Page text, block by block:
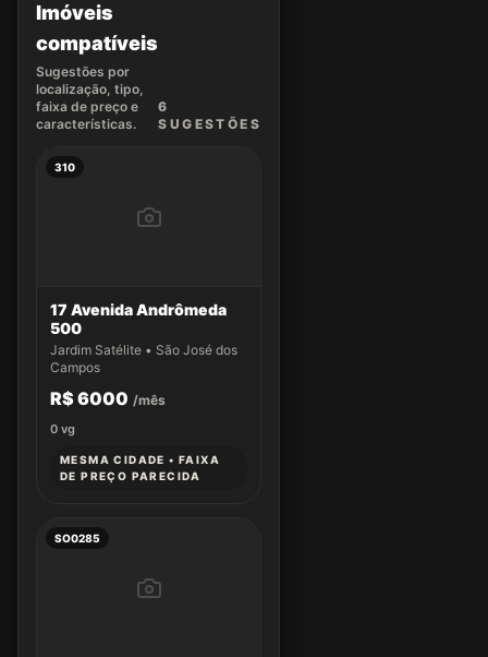
Imóveis
compatíveis
Sugestões por
localização, tipo,
faixa de preço e
características.
6
SUGEST ÕES
310
17 Avenida Andrômeda
500
Jardim Satélite • São José dos
Campos
R$ 6000 /mês
0 vg
MESMA CIDADE • FAIXA
DE PREÇO PARECIDA
SO0285